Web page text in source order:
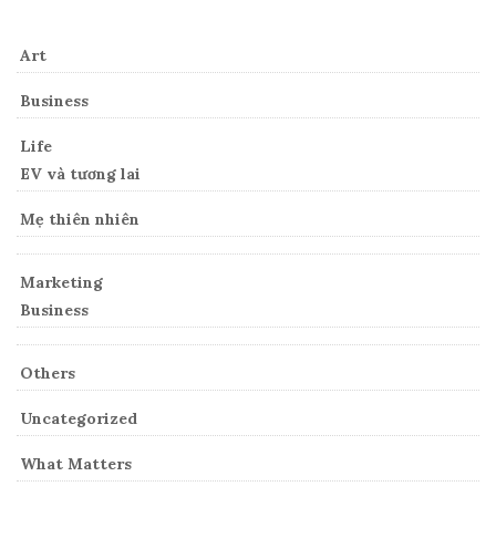
Art
Business
Life
EV và tương lai
Mẹ thiên nhiên
Marketing
Business
Others
Uncategorized
What Matters